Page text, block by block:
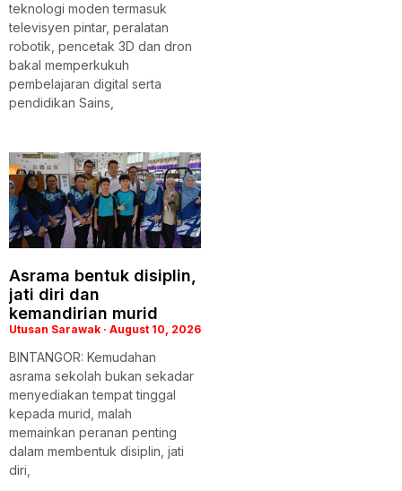
teknologi moden termasuk
televisyen pintar, peralatan
robotik, pencetak 3D dan dron
bakal memperkukuh
pembelajaran digital serta
pendidikan Sains,
Asrama bentuk disiplin,
jati diri dan
kemandirian murid
Utusan Sarawak August 10, 2026
BINTANGOR: Kemudahan
asrama sekolah bukan sekadar
menyediakan tempat tinggal
kepada murid, malah
memainkan peranan penting
dalam membentuk disiplin, jati
diri,